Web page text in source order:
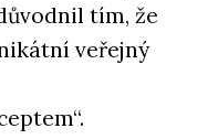
tím, že
veřejný